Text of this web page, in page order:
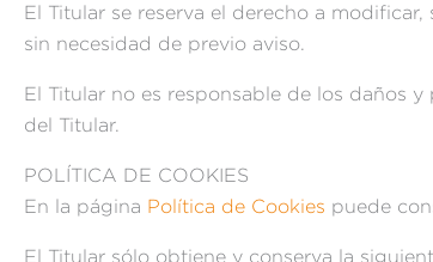
El Titular se reserva el derecho a
sin necesidad de previo aviso.
El Titular no es responsable de los daños
del Titular.
POLÍTICA DE COOKIES
En la página Política de Cookies puede
El Titular sólo obtiene y conserva la